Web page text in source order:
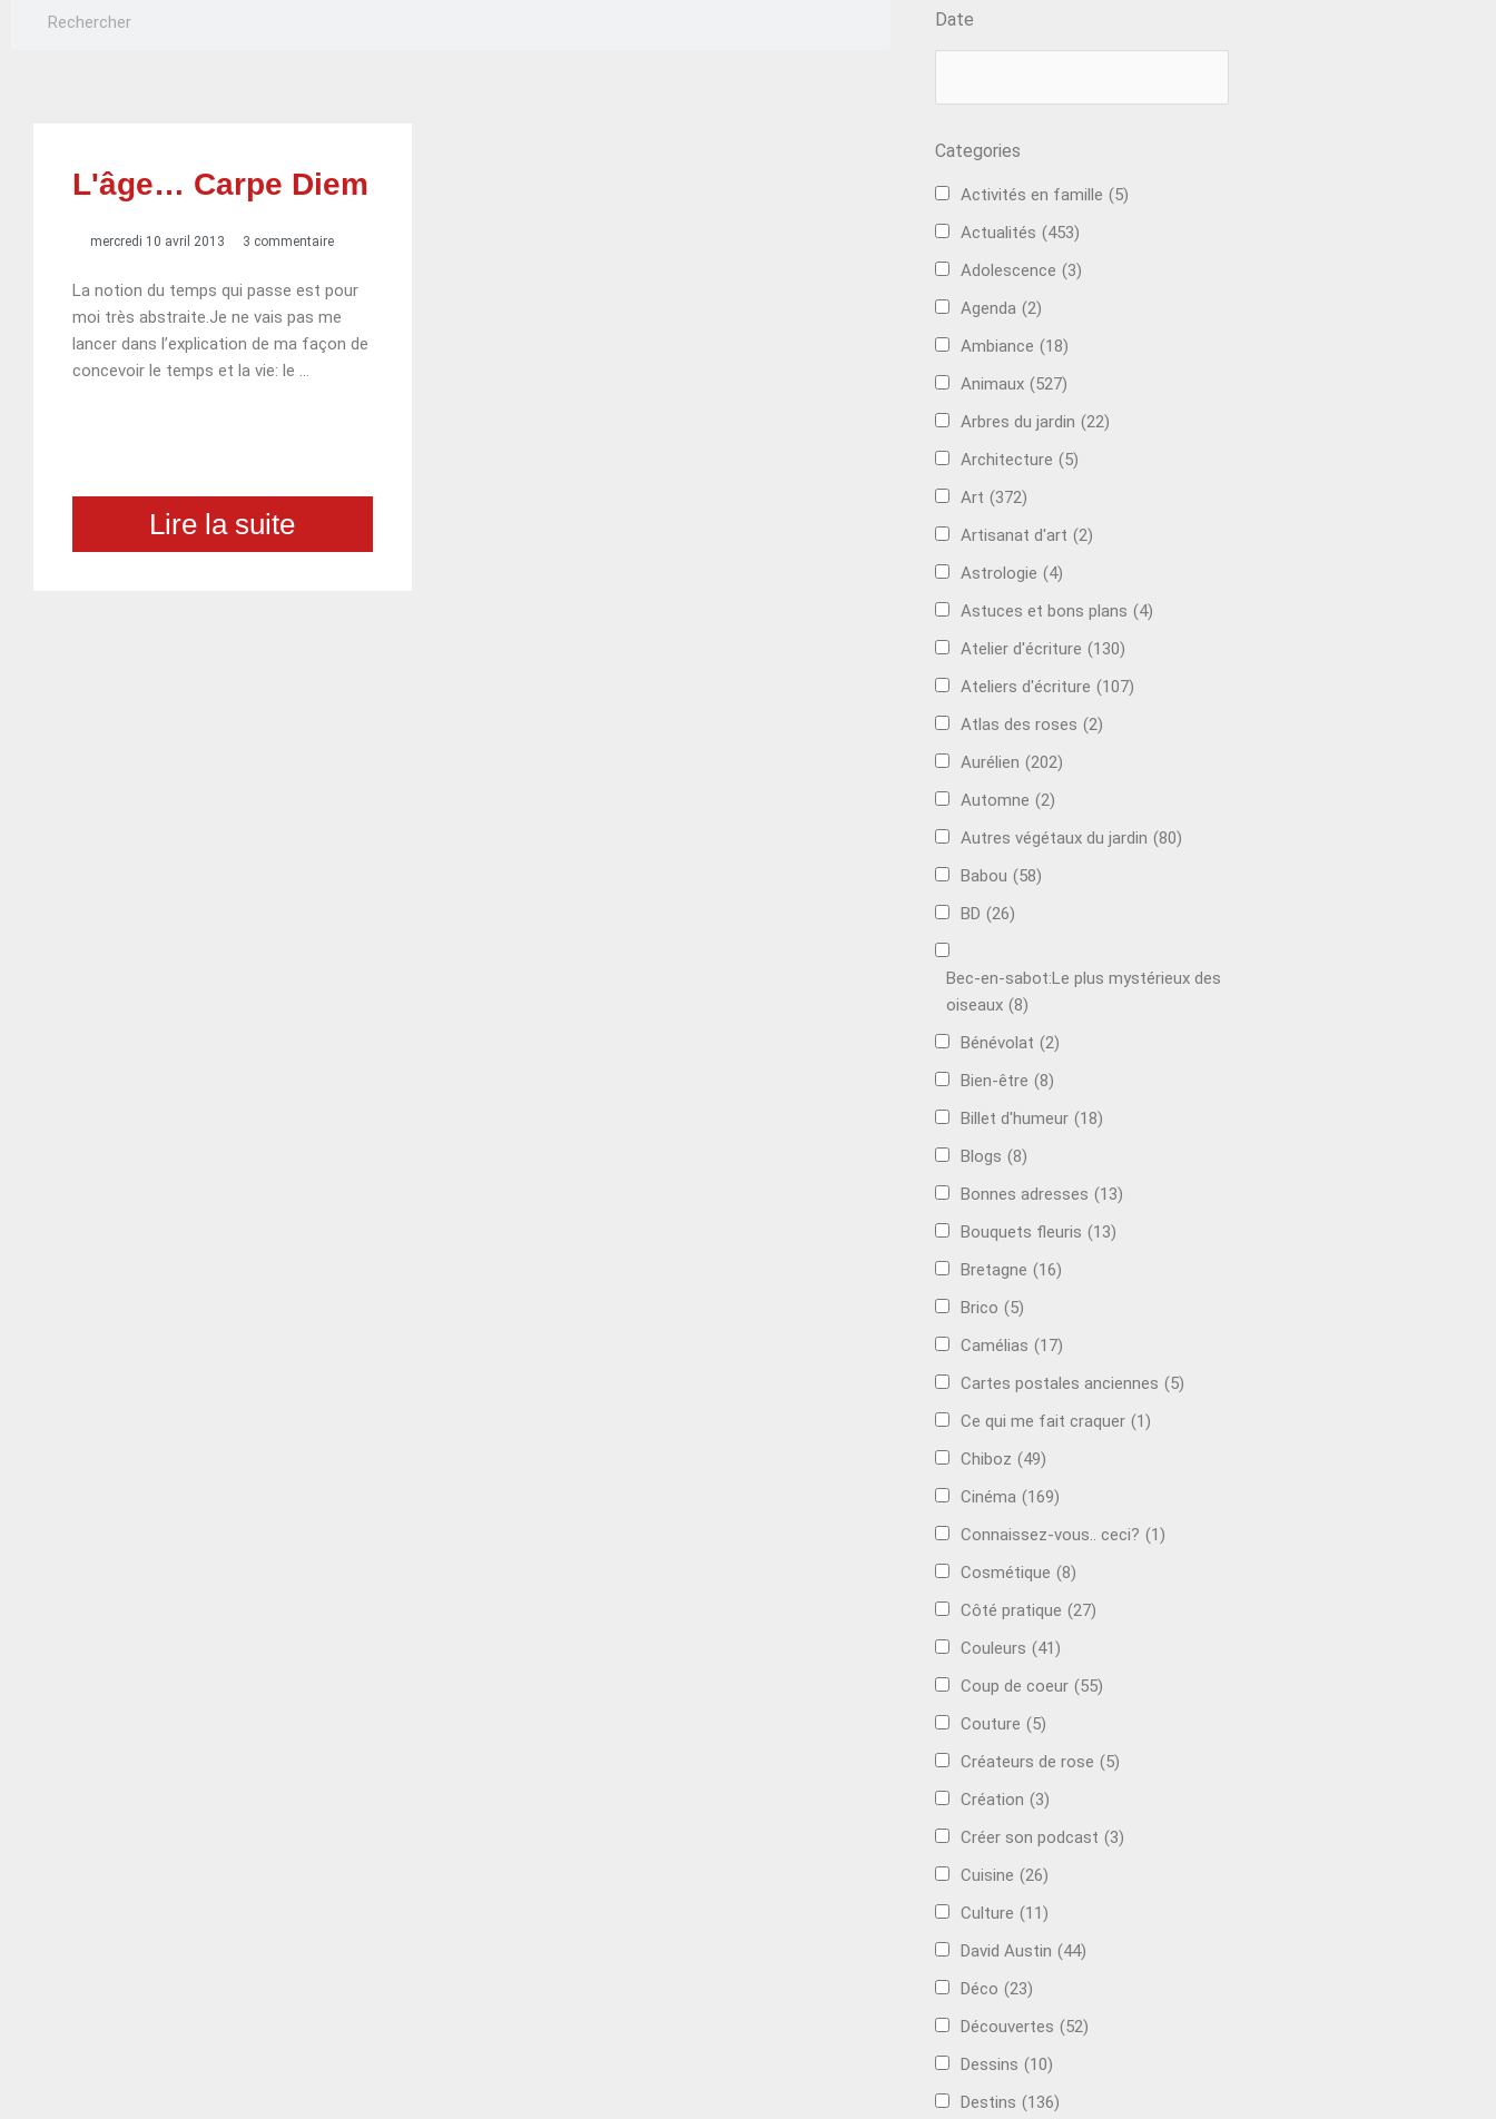
L'âge… Carpe Diem
mercredi 10 avril 2013 3 commentaire
La notion du temps qui passe est pour
moi très abstraite.Je ne vais pas me
lancer dans l’explication de ma façon de
concevoir le temps et la vie: le …
Lire la suite
Date
Categories
Activités en famille (5)
Actualités (453)
Adolescence (3)
Agenda (2)
Ambiance (18)
Animaux (527)
Arbres du jardin (22)
Architecture (5)
Art (372)
Artisanat d'art (2)
Astrologie (4)
Astuces et bons plans (4)
Atelier d'écriture (130)
Ateliers d'écriture (107)
Atlas des roses (2)
Aurélien (202)
Automne (2)
Autres végétaux du jardin (80)
Babou (58)
BD (26)
Bec-en-sabot:Le plus mystérieux des
oiseaux (8)
Bénévolat (2)
Bien-être (8)
Billet d'humeur (18)
Blogs (8)
Bonnes adresses (13)
Bouquets fleuris (13)
Bretagne (16)
Brico (5)
Camélias (17)
Cartes postales anciennes (5)
Ce qui me fait craquer (1)
Chiboz (49)
Cinéma (169)
Connaissez-vous.. ceci? (1)
Cosmétique (8)
Côté pratique (27)
Couleurs (41)
Coup de coeur (55)
Couture (5)
Créateurs de rose (5)
Création (3)
Créer son podcast (3)
Cuisine (26)
Culture (11)
David Austin (44)
Déco (23)
Découvertes (52)
Dessins (10)
Destins (136)